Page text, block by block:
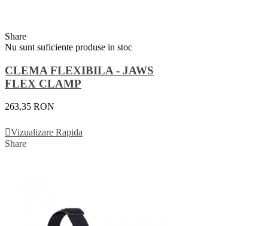
Share
Nu sunt suficiente produse in stoc
CLEMA FLEXIBILA - JAWS
FLEX CLAMP
263,35 RON
Vizualizare Rapida
Share